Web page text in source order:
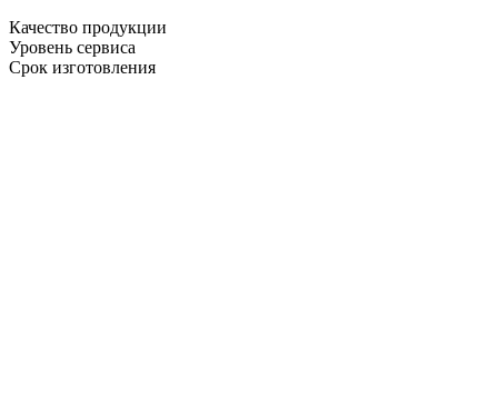
Качество продукции
Уровень сервиса
Срок изготовления